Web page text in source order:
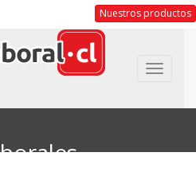
Nuestros productos
Toggle